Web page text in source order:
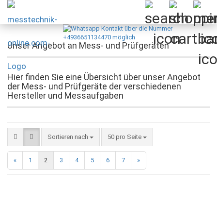
Unser Angebot an Mess- und Prüfgeräten
Hier finden Sie eine Übersicht über unser Angebot
der Mess- und Prüfgeräte der verschiedenen
Hersteller und Messaufgaben
Sortieren nach
Sortieren nach 50 pro Seite
pro Seite
« 1 2 3 4 5 6 7 »